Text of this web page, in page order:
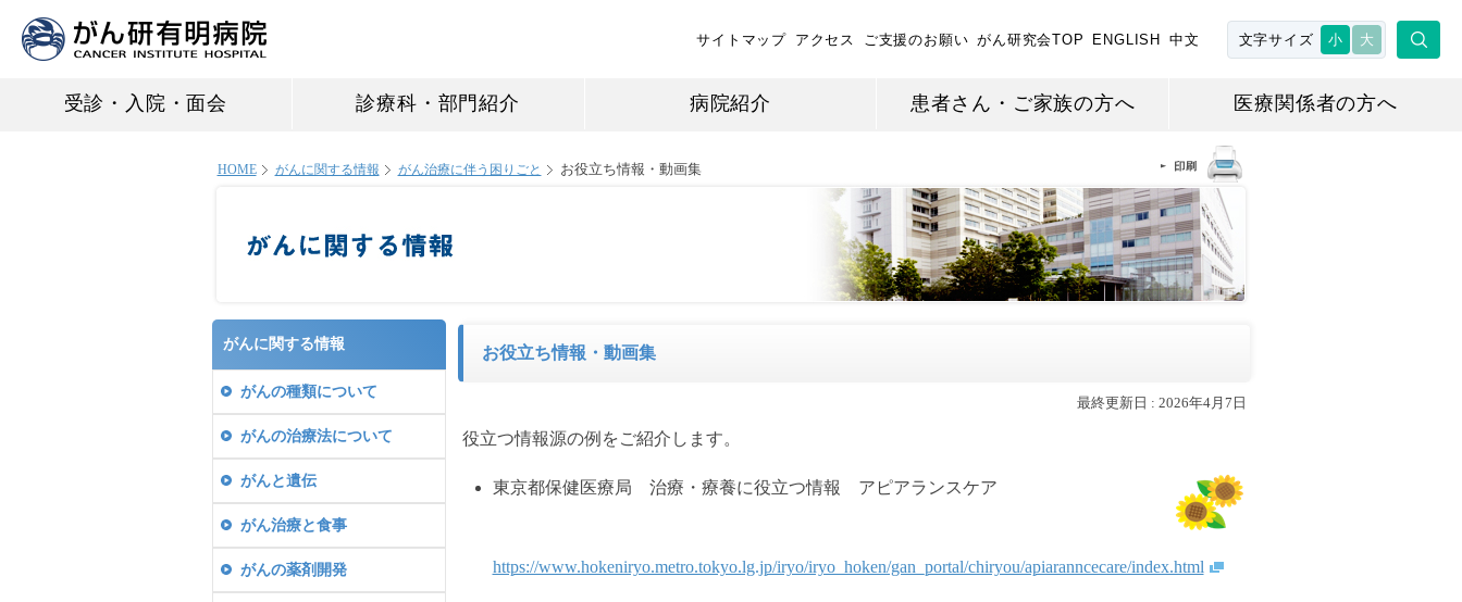
サイトマップ アクセス ご支援のお願い がん研究会TOP ENGLISH 中文 文字サイズ 小 大
受診・入院・面会 診療科・部門紹介 病院紹介 患者さん・ご家族の方へ 医療関係者の方へ
HOME がんに関する情報 がん治療に伴う困りごと お役立ち情報・動画集
お役立ち情報・動画集
最終更新日 : 2026年4月7日
役立つ情報源の例をご紹介します。
東京都保健医療局 治療・療養に役立つ情報 アピアランスケア
https://www.hokeniryo.metro.tokyo.lg.jp/iryo/iryo_hoken/gan_portal/chiryou/apiaranncecare/index.html
がんに関する情報
がんの種類について
がんの治療法について
がんと遺伝
がん治療と食事
がんの薬剤開発